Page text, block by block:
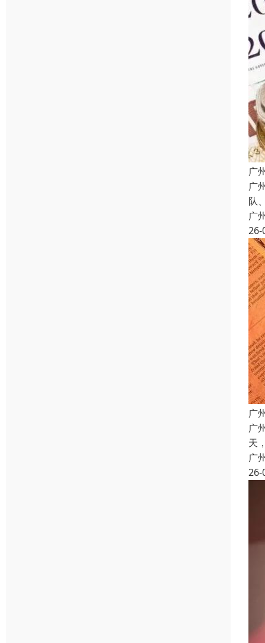
广
广
队
广
26-
广
广
天
广
26-